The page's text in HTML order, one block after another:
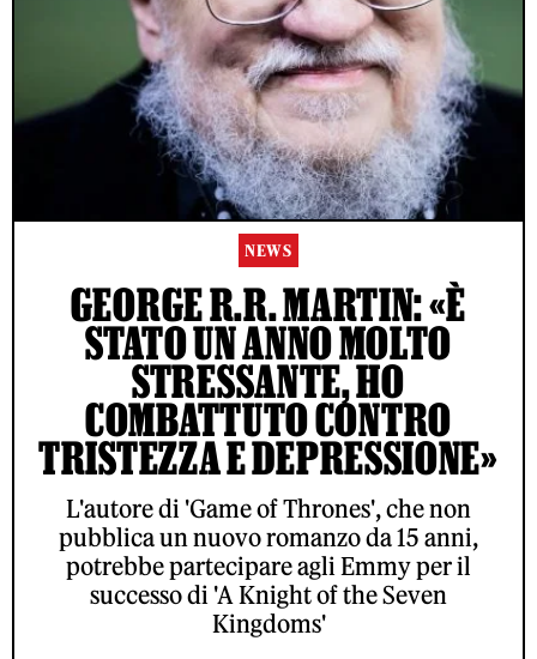
NEWS
GEORGE R.R. MARTIN: «È
STATO UN ANNO MOLTO
STRESSANTE, HO
COMBATTUTO CONTRO
TRISTEZZA E DEPRESSIONE»
L'autore di 'Game of Thrones', che non
pubblica un nuovo romanzo da 15 anni,
potrebbe partecipare agli Emmy per il
successo di 'A Knight of the Seven
Kingdoms'